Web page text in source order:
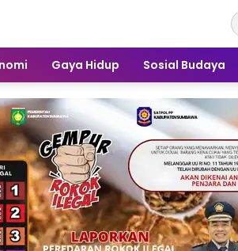
Gaya Hidup Sosial Budaya